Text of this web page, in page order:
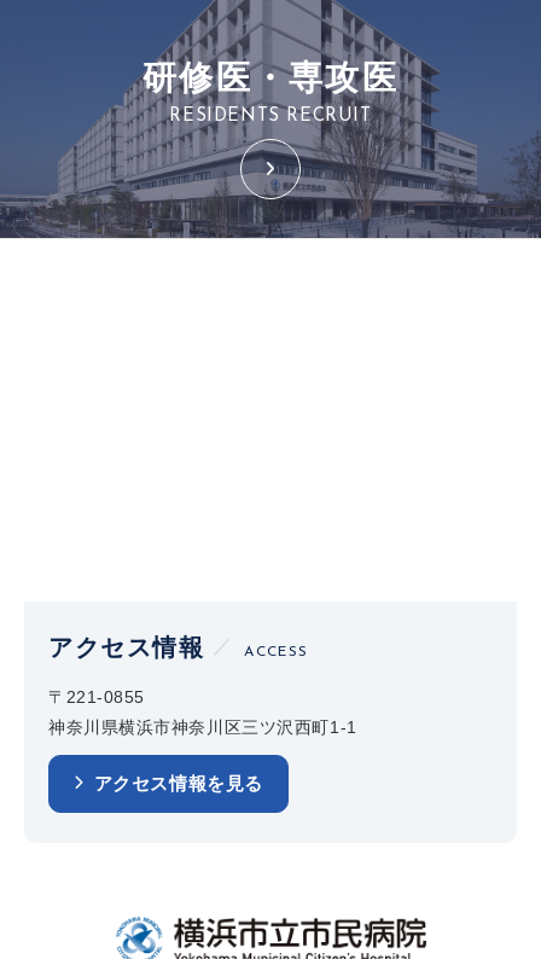
研修医・専攻医
RESIDENTS RECRUIT
アクセス情報 ACCESS
〒221-0855
神奈川県横浜市神奈川区三ツ沢西町1-1
アクセス情報を見る